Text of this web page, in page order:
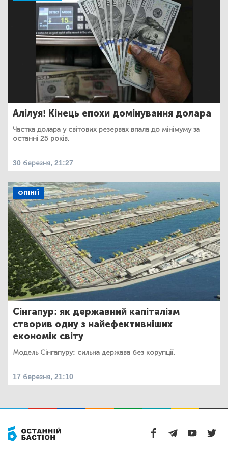
Алілуя! Кінець епохи домінування долара
Частка долара у світових резервах впала до мінімуму за
останні 25 років.
30 березня, 21:27
ОПІНІЇ
Сінгапур: як державний капіталізм
створив одну з найефективніших
економік світу
Модель Сінгапуру: сильна держава без корупції.
17 березня, 21:10